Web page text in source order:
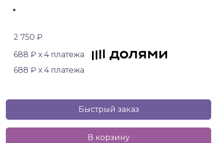
2 750 ₽
688 ₽ х 4 платежа
688 ₽ х 4 платежа
Быстрый заказ
В корзину